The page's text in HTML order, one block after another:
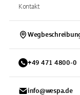
Kontakt
+49 471 4800-0
info@wespa.de